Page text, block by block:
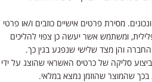
מסירת פרטים אישיים כוזבים ו/או פרטי
ומשתמש אשר יעשה כן צפוי להליכים
והן מצד שלישי שנפגע בגין כך.
סליקה של כרטיס האשראי שהוצג על ידי
שהמוצר שהוזמן נמצא במלאי.